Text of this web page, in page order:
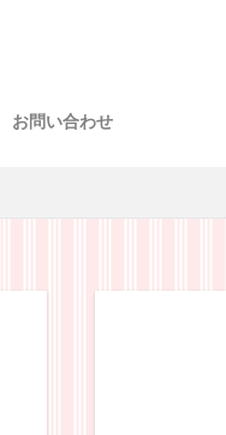
お問い合わせ